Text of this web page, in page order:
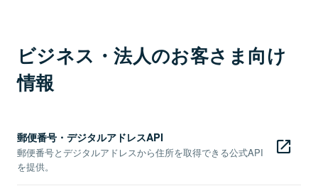
ビジネス・法人のお客さま向け
情報
郵便番号・デジタルアドレスAPI
郵便番号とデジタルアドレスから住所を取得できる公式API
を提供。